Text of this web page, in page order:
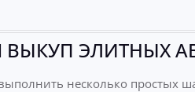
ЭЛИТНЫХ
несколько простых